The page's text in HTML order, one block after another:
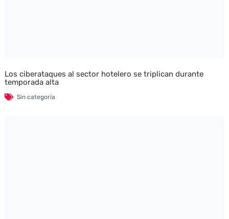
Los ciberataques al sector hotelero se triplican durante
temporada alta
Sin categoría